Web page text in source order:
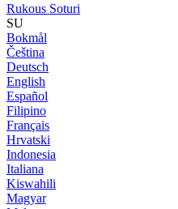
Rukous Soturi
SU
Bokmål
Čeština
Deutsch
English
Español
Filipino
Français
Hrvatski
Indonesia
Italiana
Kiswahili
Magyar